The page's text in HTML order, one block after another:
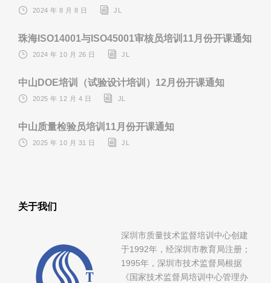
2024 年 8 月 8 日 JL
珠海ISO14001与ISO45001审核员培训11月份开课通知
2024 年 10 月 26 日 JL
中山DOE培训（试验设计培训）12月份开课通知
2025 年 12 月 4 日 JL
中山质量检验员培训11月份开课通知
2025 年 10 月 31 日 JL
关于我们
深圳市质量技术监督培训中心创建
于1992年，经深圳市教育局注册；
1995年，深圳市技术监督局根据
《国家技术监督局培训中心管理办